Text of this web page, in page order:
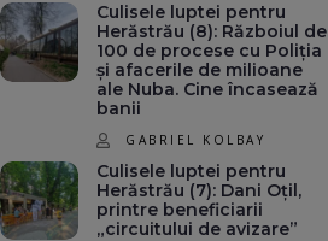
Culisele luptei pentru
Herăstrău (8): Războiul de
100 de procese cu Poliția
și afacerile de milioane
ale Nuba. Cine încasează
banii
GABRIEL KOLBAY
Culisele luptei pentru
Herăstrău (7): Dani Oțil,
printre beneficiarii
„circuitului de avizare”